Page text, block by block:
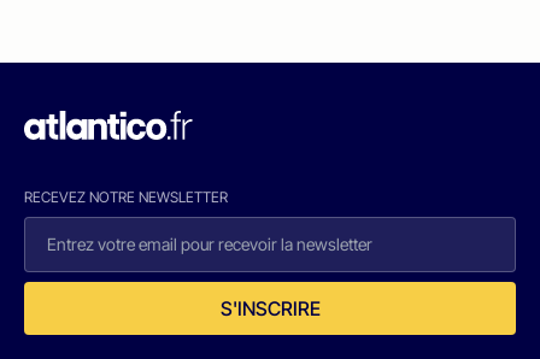
RECEVEZ NOTRE NEWSLETTER
S'INSCRIRE